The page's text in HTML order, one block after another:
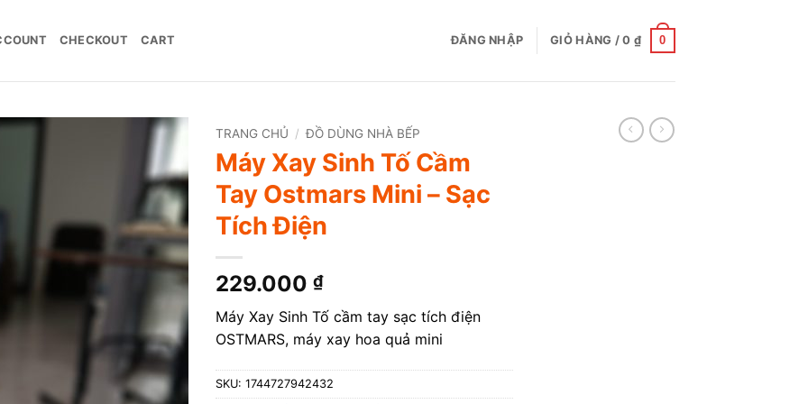
CHECKOUT CART ĐĂNG NHẬP GIỎ HÀNG /0 ₫ 0
TRANG CHỦ / ĐỒ DÙNG NHÀ BẾP
Máy Xay Sinh Tố Cầm
Tay Ostmars Mini – Sạc
Tích Điện
229.000 ₫
Máy Xay Sinh Tố cầm tay sạc tích điện
OSTMARS, máy xay hoa quả mini
SKU: 1744727942432